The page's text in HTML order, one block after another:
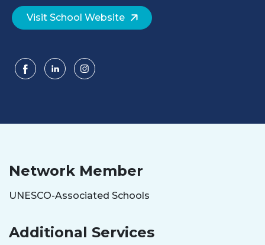
Visit School Website
Network Member
UNESCO-Associated Schools
Additional Services